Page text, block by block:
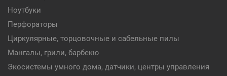
Ноутбуки
Перфораторы
Циркулярные, торцовочные и сабельные пилы
Мангалы, грили, барбекю
Экосистемы умного дома, датчики, центры управления